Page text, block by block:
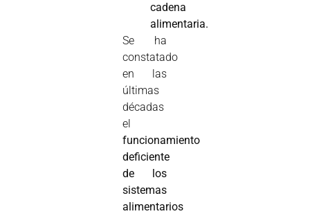
cadena
alimentaria.
Se ha
constatado
en las
últimas
décadas
el
funcionamiento
deficiente
de los
sistemas
alimentarios